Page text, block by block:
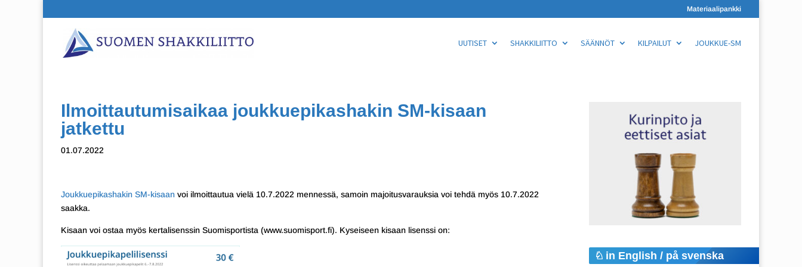
Materiaalipankki
UUTISET SHAKKILIITTO SÄÄNNÖT KILPAILUT JOUKKUE-SM
Ilmoittautumisaikaa joukkuepikashakin SM-kisaan
jatkettu
01.07.2022
Joukkuepikashakin SM-kisaan voi ilmoittautua vielä 10.7.2022 mennessä, samoin majoitusvarauksia voi tehdä myös 10.7.2022
saakka.
Kisaan voi ostaa myös kertalisenssin Suomisportista (www.suomisport.fi). Kyseiseen kisaan lisenssi on:
in English / på svenska